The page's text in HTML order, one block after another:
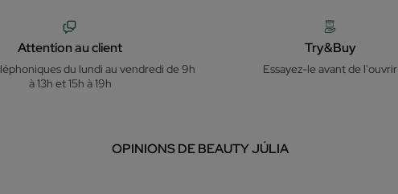
Attention au client
du lundi au vendredi de 9h
à 13h et 15h à 19h
Try&Buy
Essayez-le avant de l'ouvrir
OPINIONS DE BEAUTY JÚLIA